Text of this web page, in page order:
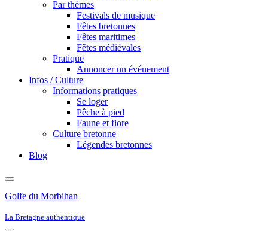
Par thèmes
Festivals de musique
Fêtes bretonnes
Fêtes maritimes
Fêtes médiévales
Pratique
Annoncer un événement
Infos / Culture
Informations pratiques
Se loger
Pêche à pied
Faune et flore
Culture bretonne
Légendes bretonnes
Blog
Golfe du Morbihan
La Bretagne authentique